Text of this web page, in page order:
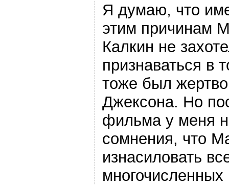
Я думаю, что
этим причинам
Калкин не
признаваться в
тоже был
Джексона. Но
фильма у меня
сомнения, что
изнасиловать
многочисленных